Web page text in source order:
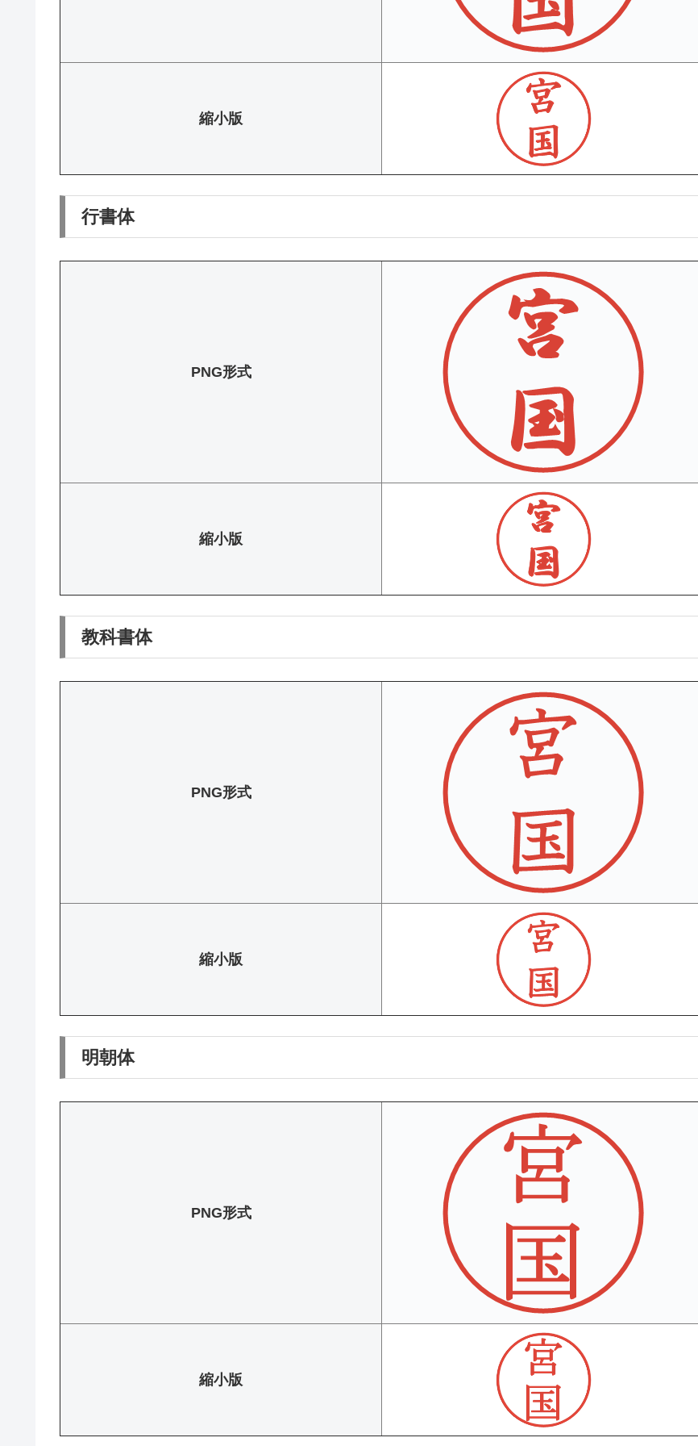
縮小版
行書体
PNG形式
縮小版
教科書体
PNG形式
縮小版
明朝体
PNG形式
縮小版